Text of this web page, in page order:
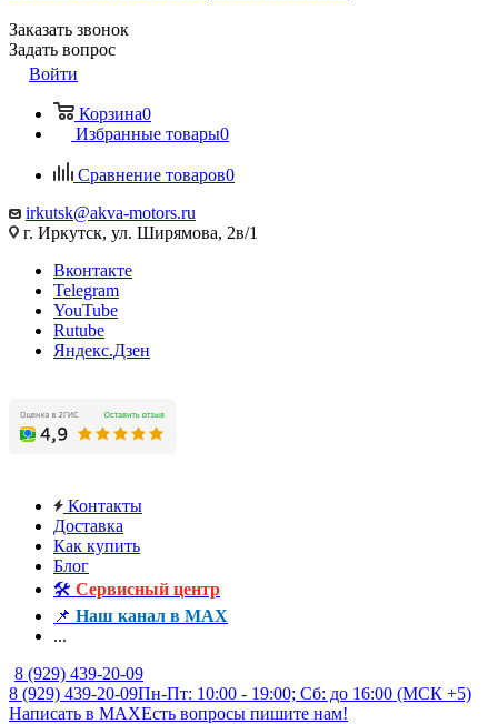
Заказать звонок
Задать вопрос
Войти
Корзина0
Избранные товары0
Сравнение товаров0
irkutsk@akva-motors.ru
г. Иркутск, ул. Ширямова, 2в/1
Вконтакте
Telegram
YouTube
Rutube
Яндекс.Дзен
Контакты
Доставка
Как купить
Блог
🛠️ Сервисный центр
📌 Наш канал в MAX
...
8 (929) 439-20-09
8 (929) 439-20-09Пн-Пт: 10:00 - 19:00; Сб: до 16:00 (МСК +5)
Написать в MAXЕсть вопросы пишите нам!